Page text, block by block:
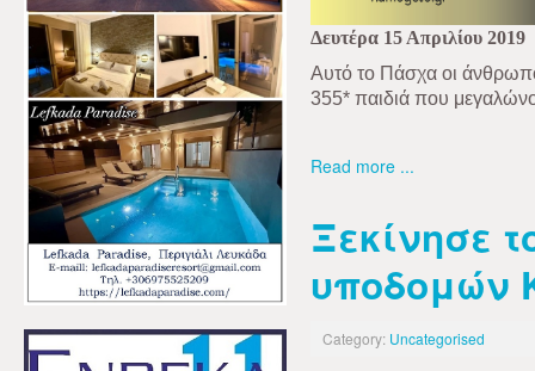
Δευτέρα 15 Απριλίου 2019
Αυτό το Πάσχα οι
355* παιδιά που
Read more ...
Ξεκίνησε
υποδομών
Category: Uncategorised